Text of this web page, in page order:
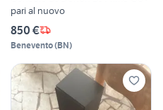
pari al nuovo
850 €
Benevento(BN)